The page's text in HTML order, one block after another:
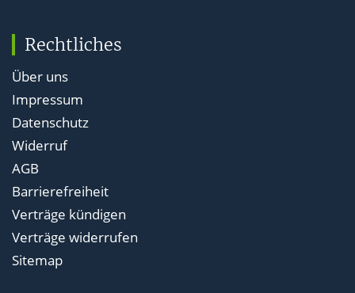
Rechtliches
Über uns
Impressum
Datenschutz
Widerruf
AGB
Barrierefreiheit
Verträge kündigen
Verträge widerrufen
Sitemap